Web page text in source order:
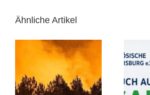
Ähnliche Artikel